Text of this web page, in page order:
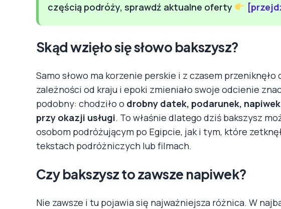
częścią podróży, sprawdź aktualne oferty
Skąd wzięło się słowo bakszysz?
Samo słowo ma korzenie perskie i z czasem
zależności od kraju i epoki zmieniało swoje odcienie
podobny: chodziło o drobny datek, podarunek,
przy okazji usługi. To właśnie dlatego dziś bakszysz
osobom podróżującym po Egipcie, jak i tym, które
tekstach podróżniczych lub filmach.
Czy bakszysz to zawsze napiwek?
Nie zawsze i tu pojawia się najważniejsza różnica. W